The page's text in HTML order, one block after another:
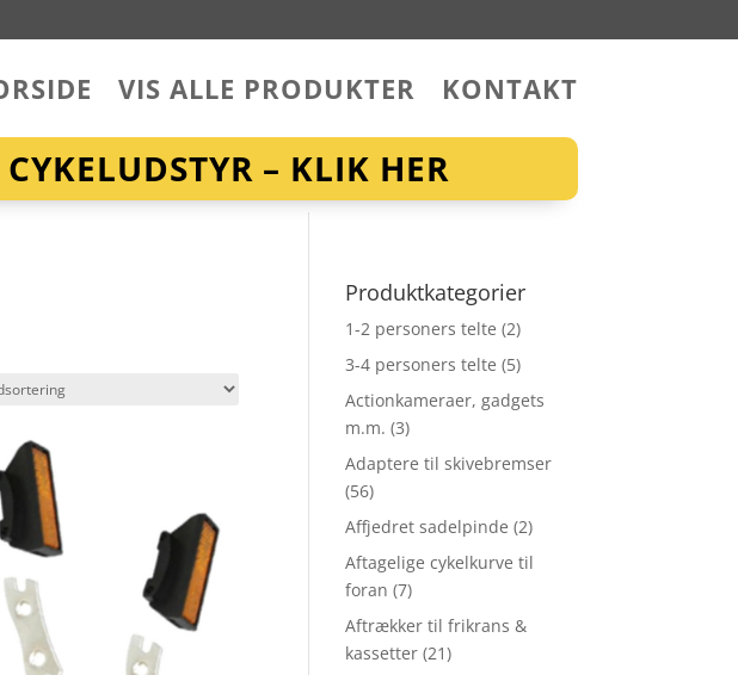
VIS ALLE PRODUKTER KONTAKT
– KLIK HER
Produktkategorier
1-2 personers telte (2)
3-4 personers telte (5)
Actionkameraer, gadgets
m.m. (3)
Adaptere til skivebremser
(56)
Affjedret sadelpinde (2)
Aftagelige cykelkurve til
foran (7)
Aftrækker til frikrans &
kassetter (21)